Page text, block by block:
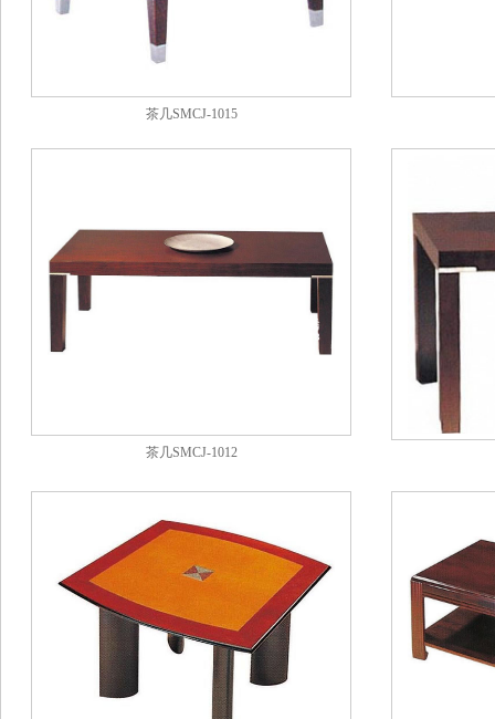
茶几SMCJ-1015
茶几SMCJ-1012